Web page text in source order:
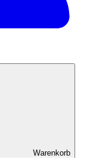
Warenkorb